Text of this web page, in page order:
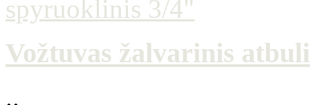
Vožtuvas žalvarinis
..